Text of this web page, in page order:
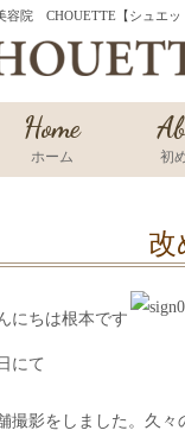
容院 CHOUETTE【シュエッ
Home
ホーム 初
改
にちは根本です
にて
撮影をしました。久々